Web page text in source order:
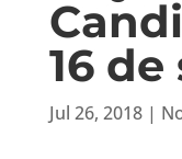
16
Jul 26, 2018|